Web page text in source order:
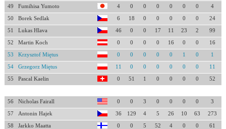
49 Fumihisa Yumoto 4 0 0 0 0 0 0 4
50 Borek Sedlak 6 18 0 0 0 0 0 24
51 Lukas Hlava 46 0 0 17 11 23 2 99
52 Martin Koch 0 0 0 0 16 0 0 16
53 Krzysztof Miętus 0 0 0 0 0 1 0 1
54 Grzegorz Miętus 11 0 0 0 0 0 0 11
55 Pascal Kaelin 0 51 1 0 0 0 0 52
56 Nicholas Fairall 0 0 3 0 0 0 0 3
57 Antonin Hajek 36 129 4 5 26 10 63 273
58 Jarkko Maatta 0 0 5 52 4 0 0 61